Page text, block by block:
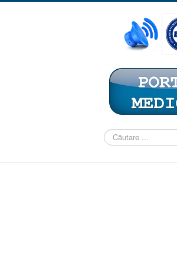
Căutare
...